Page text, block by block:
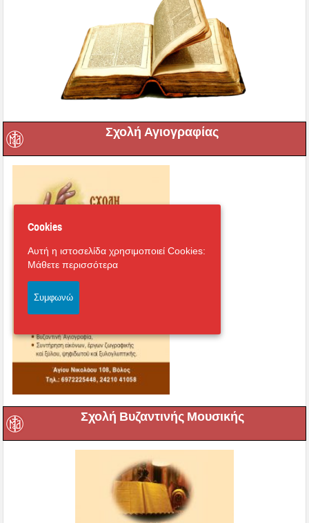
Σχολή Αγιογραφίας
Σχολή Βυζαντινής Μουσικής
Cookies
Αυτή η ιστοσελίδα χρησιμοποιεί Cookies:
Μάθετε περισσότερα
Συμφωνώ